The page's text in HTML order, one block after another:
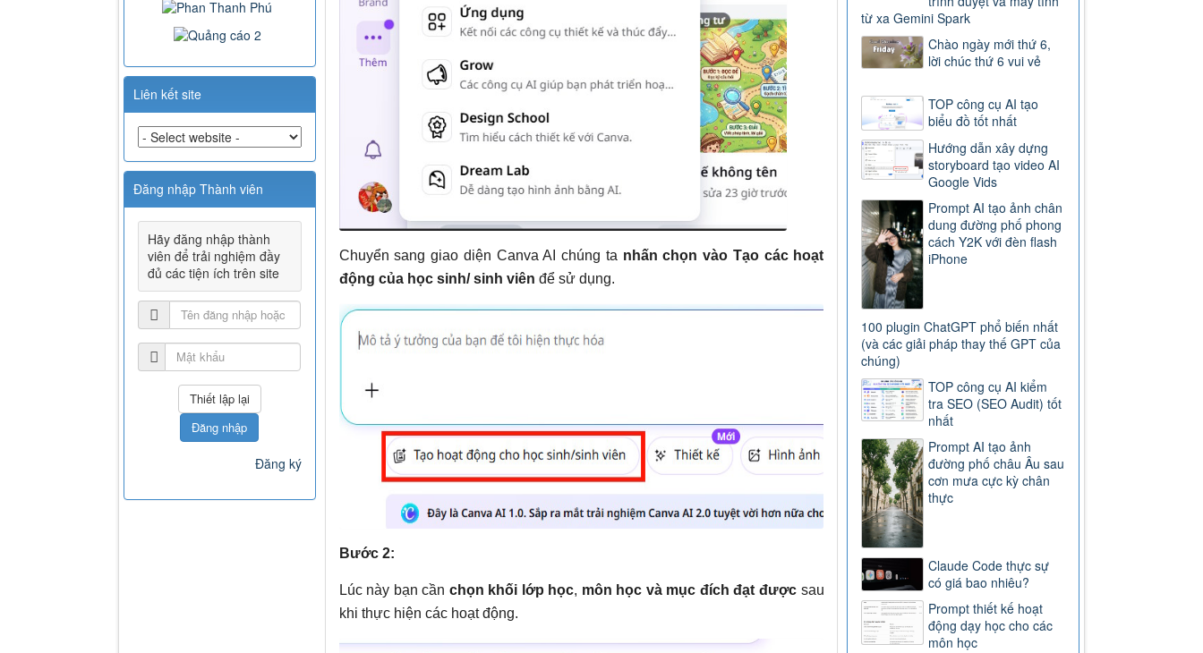
Chuyển sang giao diện Canva AI chúng ta nhấn chọn vào Tạo các hoạt
động của học sinh/ sinh viên để sử dụng.
Bước 2:
Lúc này bạn cần chọn khối lớp học, môn học và mục đích đạt đượcsau
khi thực hiện các hoạt động.
từ xa Gemini Spark
Chào ngày mới thứ 6,
lời chúc thứ 6 vui vẻ
TOP công cụ AI tạo
biểu đồ tốt nhất
Hướng dẫn xây dựng
storyboard tạo video AI
Google Vids
Prompt AI tạo ảnh chân
dung đường phố phong
cách Y2K với đèn flash
iPhone
100 plugin ChatGPT phổ biến nhất
(và các giải pháp thay thế GPT của
chúng)
TOP công cụ AI kiểm
tra SEO (SEO Audit) tốt
nhất
Prompt AI tạo ảnh
đường phố châu Âu sau
cơn mưa cực kỳ chân
thực
Claude Code thực sự
có giá bao nhiêu?
Prompt thiết kế hoạt
động dạy học cho các
môn học
Liên kết site
Đăng nhập Thành viên
Hãy đăng nhập thành
viên để trải nghiệm đầy
đủ các tiện ích trên site
Đăng nhập
Đăng ký